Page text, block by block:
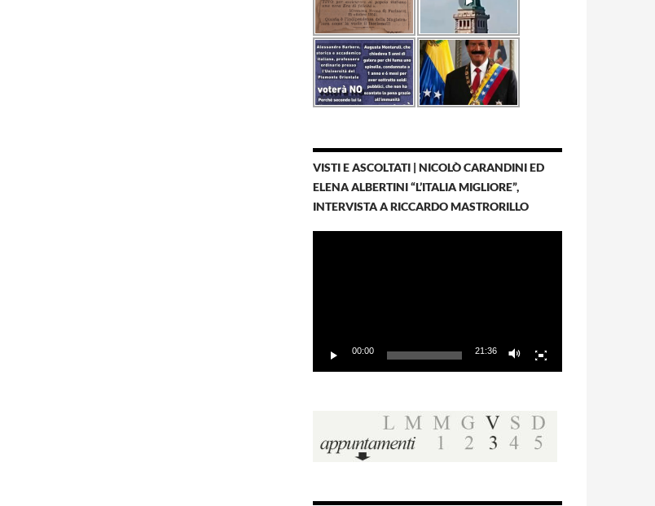
VISTI E ASCOLTATI | NICOLÒ CARANDINI ED
ELENA ALBERTINI “L’ITALIA MIGLIORE”,
INTERVISTA A RICCARDO MASTRORILLO
00:00 21:36